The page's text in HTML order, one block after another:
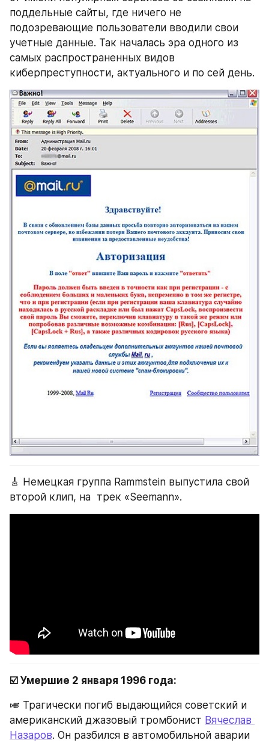
поддельные сайты, где ничего не
подозревающие пользователи вводили свои
учетные данные. Так началась эра одного из
самых распространенных видов
киберпреступности, актуального и по сей день.
🎸 Немецкая группа Rammstein выпустила свой
второй клип, на  трек «Seemann».
☑️ Умершие 2 января 1996 года:
🎺 Трагически погиб выдающийся советский и
американский джазовый тромбонист Вячеслав
Назаров. Он разбился в автомобильной аварии